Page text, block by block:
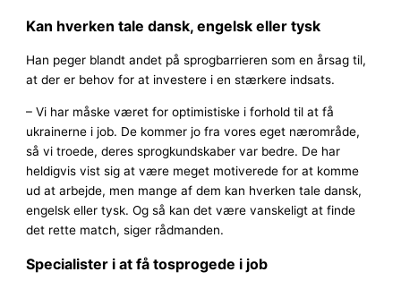
Kan hverken tale dansk, engelsk eller tysk
Han peger blandt andet på sprogbarrieren som en årsag til,
at der er behov for at investere i en stærkere indsats.
– Vi har måske været for optimistiske i forhold til at få
ukrainerne i job. De kommer jo fra vores eget nærområde,
så vi troede, deres sprogkundskaber var bedre. De har
heldigvis vist sig at være meget motiverede for at komme
ud at arbejde, men mange af dem kan hverken tale dansk,
engelsk eller tysk. Og så kan det være vanskeligt at finde
det rette match, siger rådmanden.
Specialister i at få tosprogede i job